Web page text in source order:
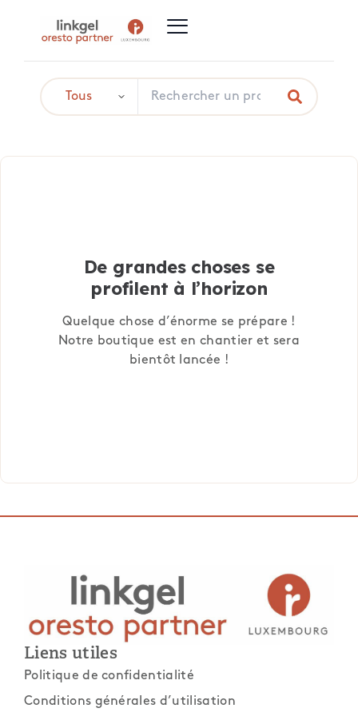
De grandes choses se
profilent à l’horizon
Quelque chose d’énorme se prépare !
Notre boutique est en chantier et sera
bientôt lancée !
Liens utiles
Politique de confidentialité
Conditions générales d’utilisation